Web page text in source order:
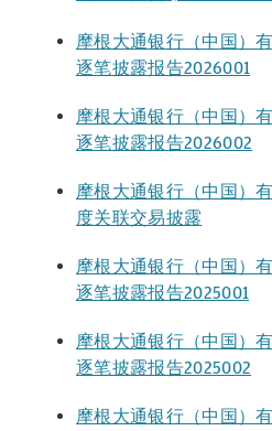
摩根大通银行（中国）
逐笔披露报告2026001
摩根大通银行（中国）
逐笔披露报告2026002
摩根大通银行（中国）
度关联交易披露
摩根大通银行（中国）
逐笔披露报告2025001
摩根大通银行（中国）
逐笔披露报告2025002
摩根大通银行（中国）